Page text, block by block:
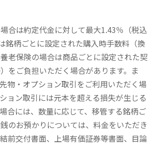
合は約定代金に対して最大1.43％（税込
銘柄ごとに設定された購入時手数料（換
老保険の場合は商品ごとに設定された契
をご負担いただく場合があります。ま
物・オプション取引をご利用いただく場
ョン取引には元本を超える損失が生じる
合には、数量に応じて、移管する銘柄ご
のお預かりについては、料金をいただき
前交付書面、上場有価証券等書面、目論